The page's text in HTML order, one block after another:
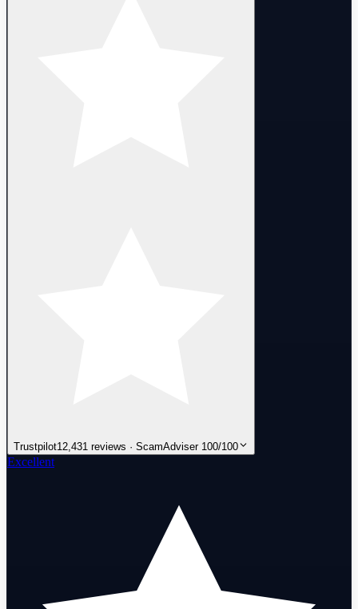
Trustpilot12,431 reviews · ScamAdviser 100/100
Excellent